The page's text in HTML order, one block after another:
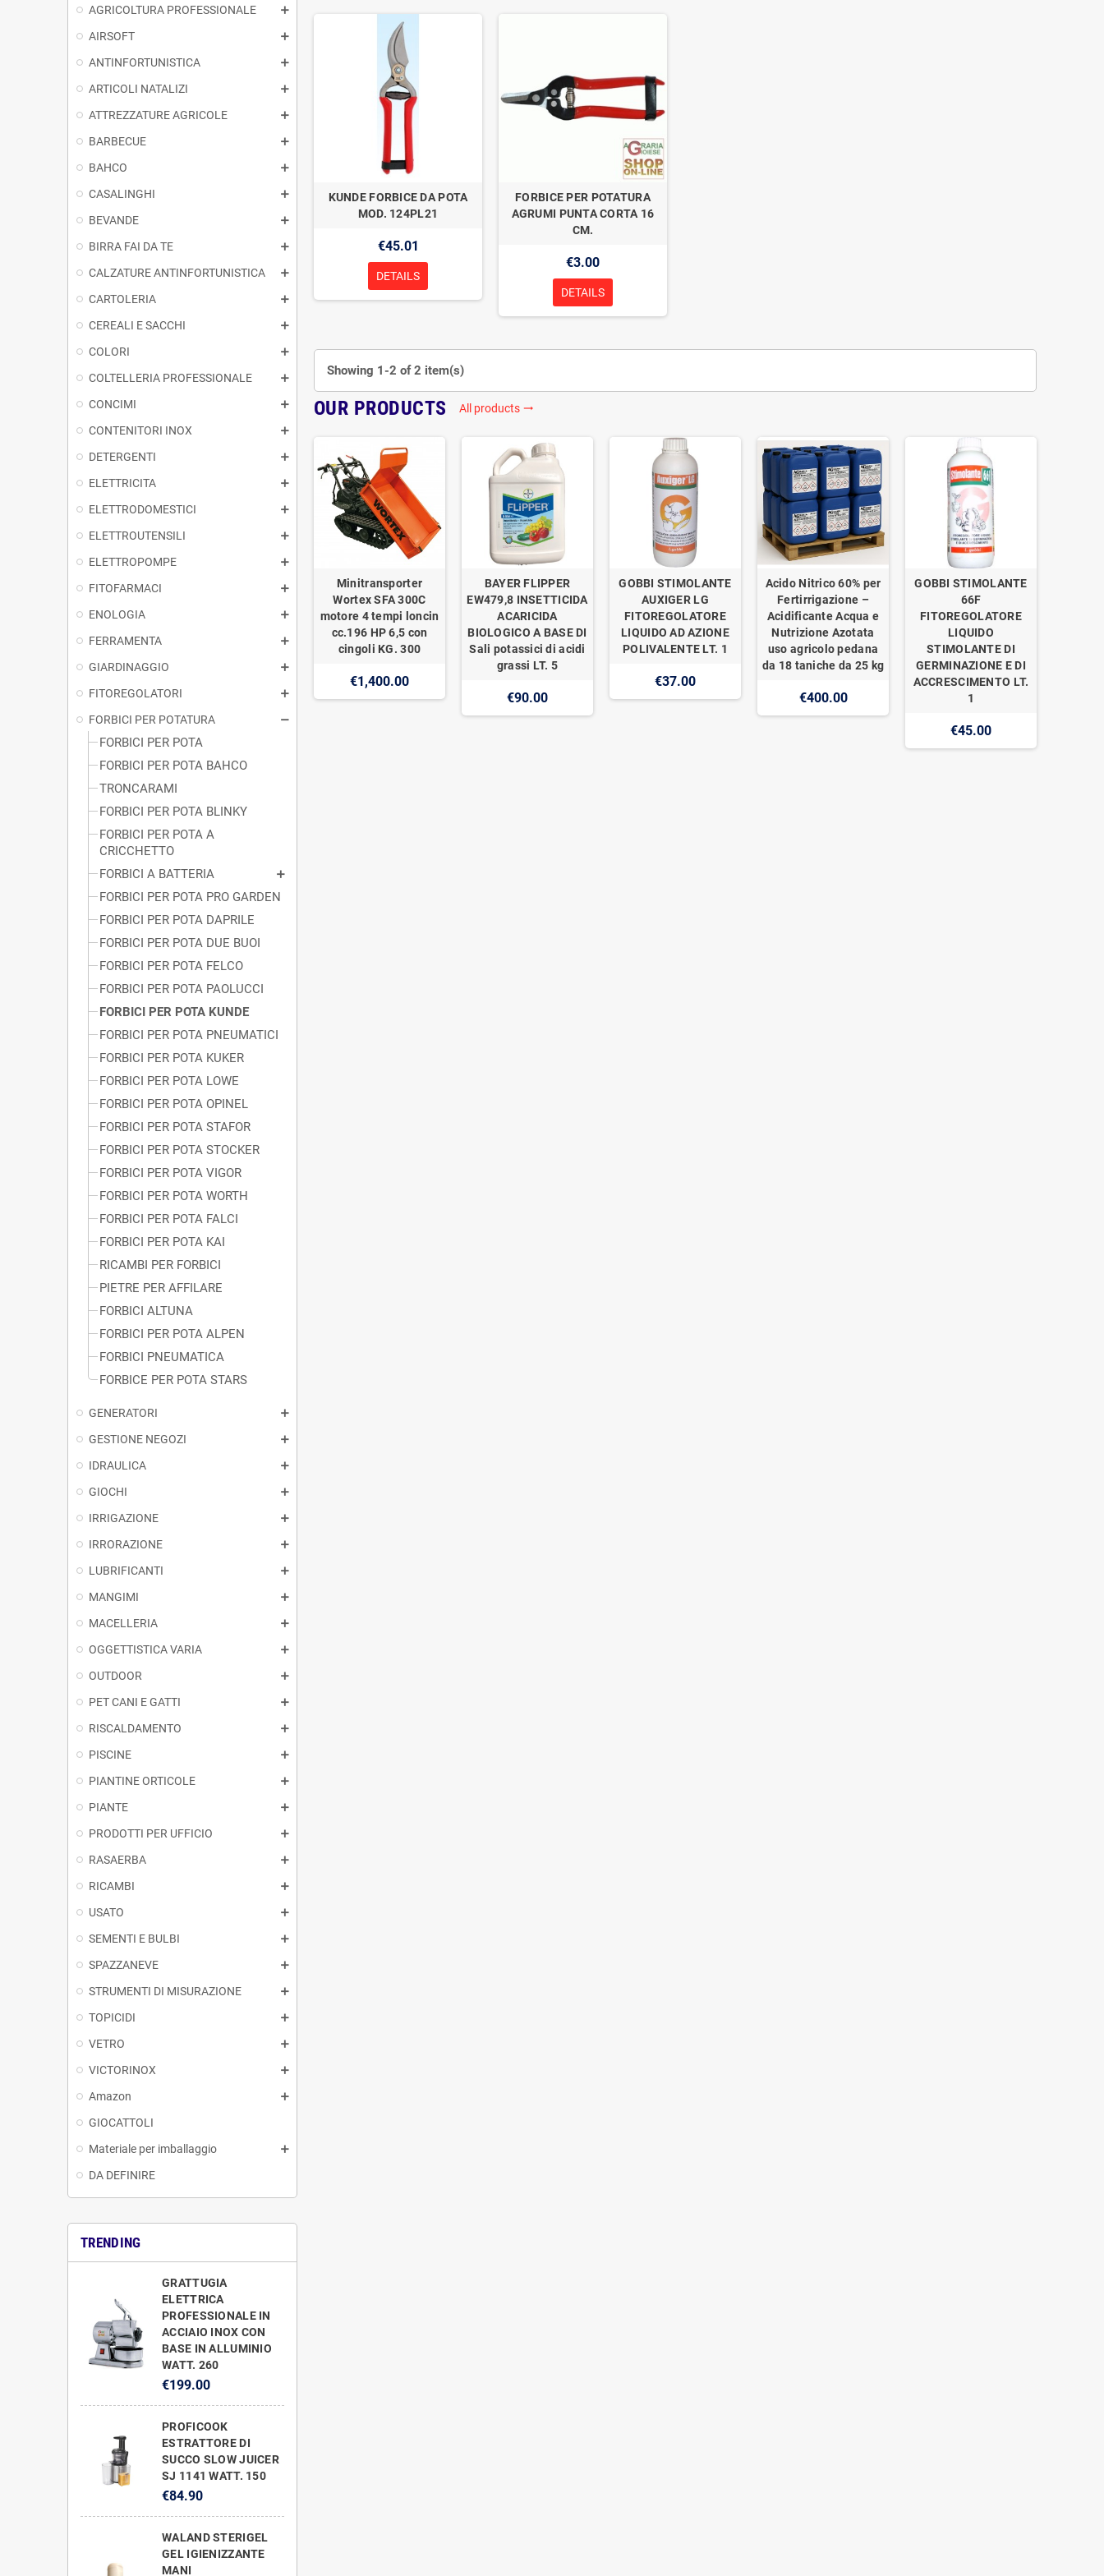
AGRICOLTURA PROFESSIONALE
AIRSOFT
ANTINFORTUNISTICA
ARTICOLI NATALIZI
ATTREZZATURE AGRICOLE
BARBECUE
BAHCO
CASALINGHI
BEVANDE
BIRRA FAI DA TE
CALZATURE ANTINFORTUNISTICA
CARTOLERIA
CEREALI E SACCHI
COLORI
COLTELLERIA PROFESSIONALE
CONCIMI
CONTENITORI INOX
DETERGENTI
ELETTRICITA
ELETTRODOMESTICI
ELETTROUTENSILI
ELETTROPOMPE
FITOFARMACI
ENOLOGIA
FERRAMENTA
GIARDINAGGIO
FITOREGOLATORI
FORBICI PER POTATURA
FORBICI PER POTA
FORBICI PER POTA BAHCO
TRONCARAMI
FORBICI PER POTA BLINKY
FORBICI PER POTA A
CRICCHETTO
FORBICI A BATTERIA
FORBICI PER POTA PRO GARDEN
FORBICI PER POTA DAPRILE
FORBICI PER POTA DUE BUOI
FORBICI PER POTA FELCO
FORBICI PER POTA PAOLUCCI
FORBICI PER POTA KUNDE
FORBICI PER POTA PNEUMATICI
FORBICI PER POTA KUKER
FORBICI PER POTA LOWE
FORBICI PER POTA OPINEL
FORBICI PER POTA STAFOR
FORBICI PER POTA STOCKER
FORBICI PER POTA VIGOR
FORBICI PER POTA WORTH
FORBICI PER POTA FALCI
FORBICI PER POTA KAI
RICAMBI PER FORBICI
PIETRE PER AFFILARE
FORBICI ALTUNA
FORBICI PER POTA ALPEN
FORBICI PNEUMATICA
FORBICE PER POTA STARS
GENERATORI
GESTIONE NEGOZI
IDRAULICA
GIOCHI
IRRIGAZIONE
IRRORAZIONE
LUBRIFICANTI
MANGIMI
MACELLERIA
OGGETTISTICA VARIA
OUTDOOR
PET CANI E GATTI
RISCALDAMENTO
PISCINE
PIANTINE ORTICOLE
PIANTE
PRODOTTI PER UFFICIO
RASAERBA
RICAMBI
USATO
SEMENTI E BULBI
SPAZZANEVE
STRUMENTI DI MISURAZIONE
TOPICIDI
VETRO
VICTORINOX
Amazon
GIOCATTOLI
Materiale per imballaggio
DA DEFINIRE
TRENDING
GRATTUGIA
ELETTRICA
PROFESSIONALE IN
ACCIAIO INOX CON
BASE IN ALLUMINIO
WATT. 260
€199.00
PROFICOOK
ESTRATTORE DI
SUCCO SLOW JUICER
SJ 1141 WATT. 150
€84.90
WALAND STERIGEL
GEL IGIENIZZANTE
MANI
KUNDE FORBICE DA POTA
MOD. 124PL21
€45.01
DETAILS
FORBICE PER POTATURA
AGRUMI PUNTA CORTA 16
CM.
€3.00
DETAILS
Showing 1-2 of 2 item(s)
OUR PRODUCTS All products trending_flat
Minitransporter
Wortex SFA 300C
motore 4 tempi loncin
cc.196 HP 6,5 con
cingoli KG. 300
€1,400.00
BAYER FLIPPER
EW479,8 INSETTICIDA
ACARICIDA
BIOLOGICO A BASE DI
Sali potassici di acidi
grassi LT. 5
€90.00
GOBBI STIMOLANTE
AUXIGER LG
FITOREGOLATORE
LIQUIDO AD AZIONE
POLIVALENTE LT. 1
€37.00
Acido Nitrico 60% per
Fertirrigazione –
Acidificante Acqua e
Nutrizione Azotata
uso agricolo pedana
da 18 taniche da 25 kg
€400.00
GOBBI STIMOLANTE
66F
FITOREGOLATORE
LIQUIDO
STIMOLANTE DI
GERMINAZIONE E DI
ACCRESCIMENTO LT.
1
€45.00